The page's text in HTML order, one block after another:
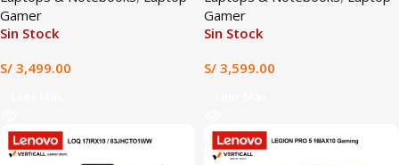
Gamer
Sin Stock
S/ 3,499.00
Gamer
Sin Stock
S/ 3,599.00
SALE